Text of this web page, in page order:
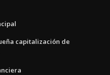
capitalización de